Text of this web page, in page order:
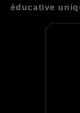
éducative